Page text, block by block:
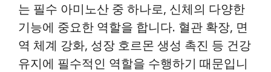
는 필수 아미노산 중 하나로, 신체의 다양한
기능에 중요한 역할을 합니다. 혈관 확장, 면
역 체계 강화, 성장 호르몬 생성 촉진 등 건강
유지에 필수적인 역할을 수행하기 때문입니